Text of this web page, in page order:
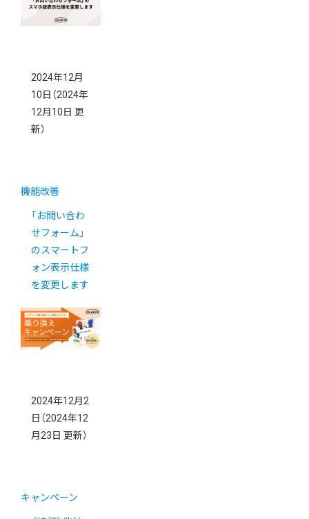
2024年12月
10日 （2024年
12月10日 更
新）
機能改善
「お問い合わ
せフォーム」
のスマートフ
ォン表示仕様
を変更します
2024年12月2
日 （2024年12
月23日 更新）
キャンペーン